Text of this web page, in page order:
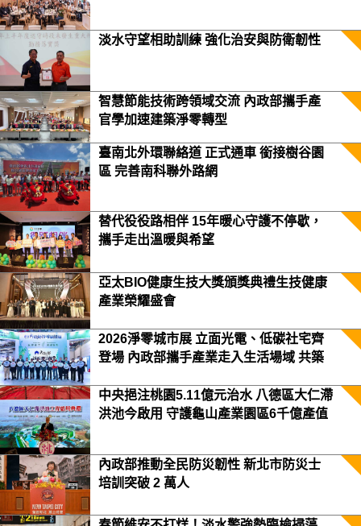
淡水守望相助訓練 強化治安與防衛韌性
智慧節能技術跨領域交流 內政部攜手產
官學加速建築淨零轉型
臺南北外環聯絡道 正式通車 銜接樹谷園
區 完善南科聯外路網
替代役役路相伴 15年暖心守護不停歇，
攜手走出溫暖與希望
亞太BIO健康生技大獎頒獎典禮生技健康
產業榮耀盛會
2026淨零城市展 立面光電、低碳社宅齊
登場 內政部攜手產業走入生活場域 共築
中央挹注桃園5.11億元治水 八德區大仁滯
洪池今啟用 守護龜山產業園區6千億產值
內政部推動全民防災韌性 新北市防災士
培訓突破 2 萬人